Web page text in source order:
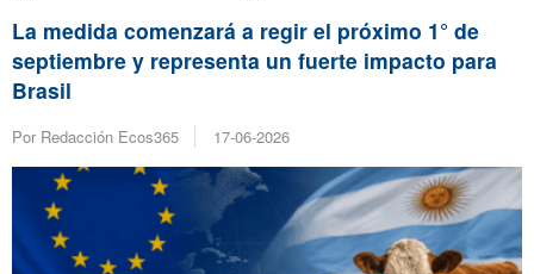
La medida comenzará a regir el próximo 1° de
septiembre y representa un fuerte impacto para
Brasil
Por Redacción Ecos365 17-06-2026